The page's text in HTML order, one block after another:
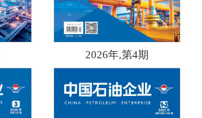
2026年,第4期